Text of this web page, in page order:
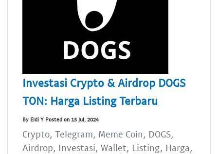
Investasi Crypto & Airdrop DOGS
TON: Harga Listing Terbaru
By Eldi Y Posted on 15 Jul, 2024
Crypto, Telegram, Meme Coin, DOGS,
Airdrop, Investasi, Wallet, Listing, Harga,